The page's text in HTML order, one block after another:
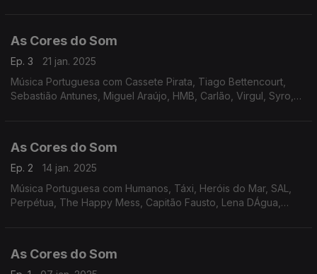
As Cores do Som
Ep. 3
21 jan. 2025
Música Portuguesa com Cassete Pirata, Tiago Bettencourt,
Sebastião Antunes, Miguel Araújo, HMB, Carlão, Virgul, Syro,
As Cores do Som
Ep. 2
14 jan. 2025
Música Portuguesa com Humanos, Táxi, Heróis do Mar, SAL,
Perpétua, The Happy Mess, Capitão Fausto, Lena DÁgua,
As Cores do Som